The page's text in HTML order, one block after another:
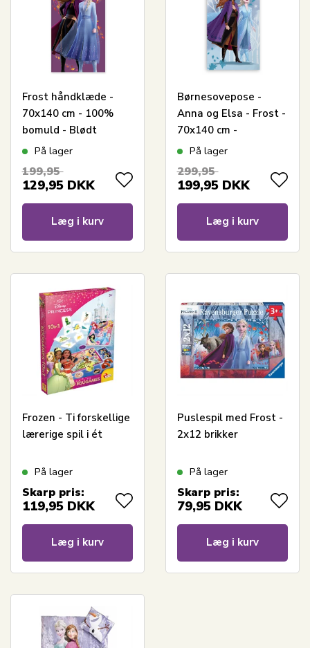
Frost håndklæde -
70x140 cm - 100%
bomuld - Blødt
badehåndklæde med
På lager
199,95
129,95 DKK
Læg i kurv
Børnesovepose -
Anna og Elsa - Frost -
70x140 cm -
Vandafvisende
På lager
299,95
199,95 DKK
Læg i kurv
Frozen - Ti forskellige
lærerige spil i ét
På lager
Skarp pris:
119,95 DKK
Læg i kurv
Puslespil med Frost -
2x12 brikker
På lager
Skarp pris:
79,95 DKK
Læg i kurv